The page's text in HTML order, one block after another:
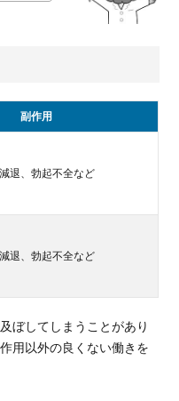
副作用
退、勃起不全など
退、勃起不全など
ぼしてしまうことがあり
用以外の良くない働きを